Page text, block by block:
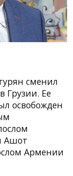
сменил
Грузии. Ее
освобожден
Ашот
Армении